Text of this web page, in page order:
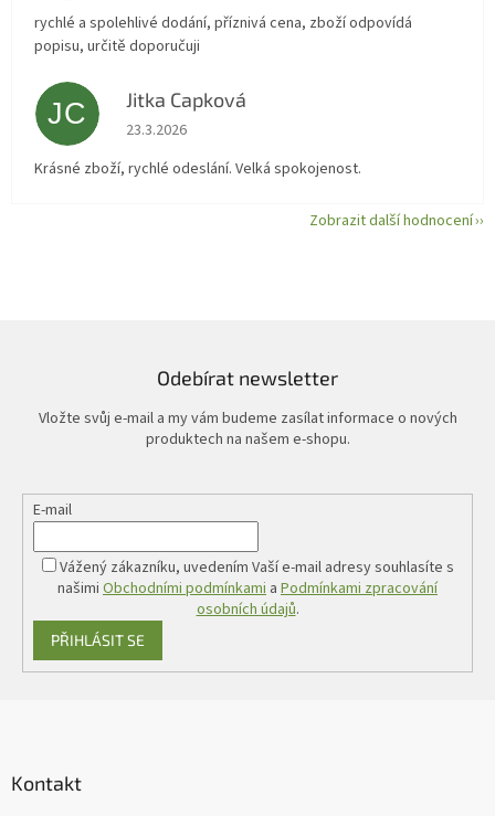
rychlé a spolehlivé dodání, příznivá cena, zboží odpovídá
popisu, určitě doporučuji
JC Jitka Capková
Hodnocení obchodu je 5 z 5 hvězdiček.
23.3.2026
Krásné zboží, rychlé odeslání. Velká spokojenost.
Zobrazit další hodnocení
Odebírat newsletter
Vložte svůj e-mail a my vám budeme zasílat informace o nových
produktech na našem e-shopu.
E-mail
Vážený zákazníku, uvedením Vaší e-mail adresy souhlasíte s
našimi Obchodními podmínkami a Podmínkami zpracování
osobních údajů.
PŘIHLÁSIT SE
Kontakt